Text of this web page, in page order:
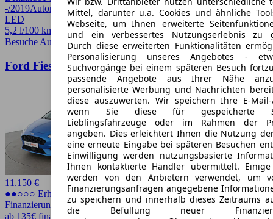
-/2019AutomatikKleinwagen 3 Türen
LED
5,2 l/100 km (komb.)* · 148 g/km CO2*
Besuche Autohero➚
Ford Fiesta 1.0 EcoBoost ST-Line
11.150 €
●●○○○ Erhöhter Preis
Finanzierung möglich
ab 135€ finanzieren ↗
Mittel, darunter u.a. Cookies und ähnliche
Webseite, um Ihnen erweiterte
und ein verbessertes Nutzungserlebnis zu
Durch diese erweiterten Funktionalitäten
Personalisierung unseres Angebotes -
Suchvorgänge bei einem späteren Besuch
passende Angebote aus Ihrer Nähe
personalisierte Werbung und Nachrichten
diese auszuwerten. Wir speichern Ihre E-Mail-
wenn Sie diese für gespeicherte
Lieblingsfahrzeuge oder im Rahmen der
angeben. Dies erleichtert Ihnen die Nutzung
eine erneute Eingabe bei späteren Besuchen
Einwilligung werden nutzungsbasierte
Ihnen kontaktierte Händler übermittelt. Einige
werden von den Anbietern verwendet, um
Finanzierungsanfragen angegebene
zu speichern und innerhalb dieses Zeitraums
die Befüllung neuer